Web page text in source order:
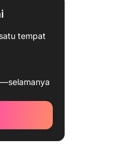
tempat